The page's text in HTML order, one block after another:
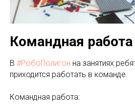
Командная работа
В #РобоПолигон на занятиях
приходится работать в команде.
Командная работа: